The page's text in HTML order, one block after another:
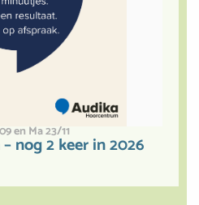
en Ma 23/11
nog 2 keer in 2026